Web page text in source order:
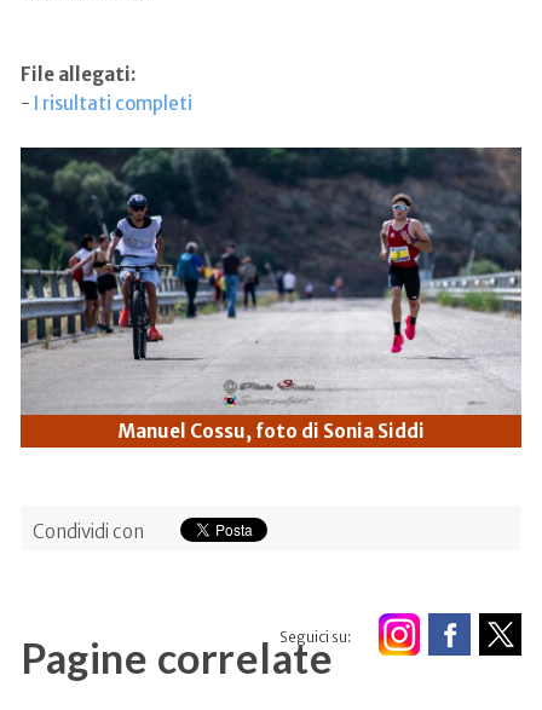
File allegati:
- I risultati completi
Manuel Cossu, foto di Sonia Siddi
Condividi con
Seguici su:
Pagine correlate